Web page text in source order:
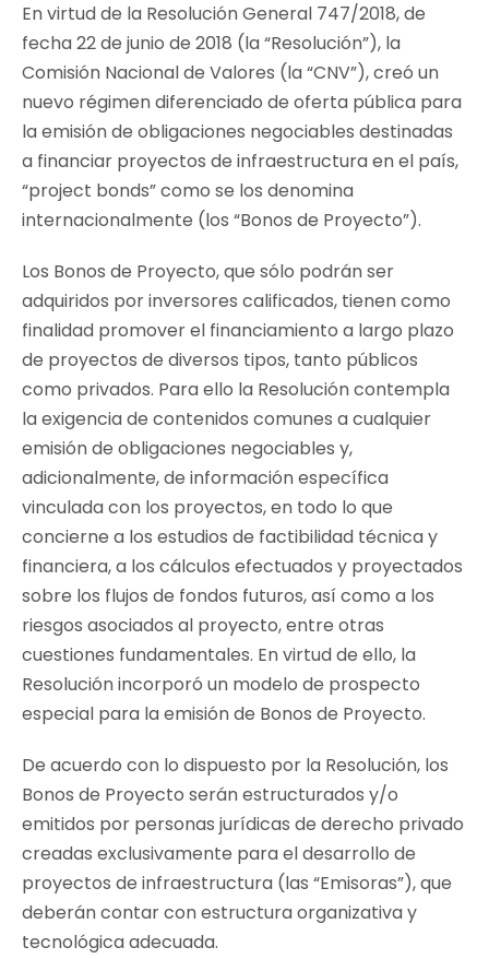
En virtud de la Resolución General 747/2018, de
fecha 22 de junio de 2018 (la “Resolución”), la
Comisión Nacional de Valores (la “CNV”), creó un
nuevo régimen diferenciado de oferta pública para
la emisión de obligaciones negociables destinadas
a financiar proyectos de infraestructura en el país,
“project bonds” como se los denomina
internacionalmente (los “Bonos de Proyecto”).
Los Bonos de Proyecto, que sólo podrán ser
adquiridos por inversores calificados, tienen como
finalidad promover el financiamiento a largo plazo
de proyectos de diversos tipos, tanto públicos
como privados. Para ello la Resolución contempla
la exigencia de contenidos comunes a cualquier
emisión de obligaciones negociables y,
adicionalmente, de información específica
vinculada con los proyectos, en todo lo que
concierne a los estudios de factibilidad técnica y
financiera, a los cálculos efectuados y proyectados
sobre los flujos de fondos futuros, así como a los
riesgos asociados al proyecto, entre otras
cuestiones fundamentales. En virtud de ello, la
Resolución incorporó un modelo de prospecto
especial para la emisión de Bonos de Proyecto.
De acuerdo con lo dispuesto por la Resolución, los
Bonos de Proyecto serán estructurados y/o
emitidos por personas jurídicas de derecho privado
creadas exclusivamente para el desarrollo de
proyectos de infraestructura (las “Emisoras”), que
deberán contar con estructura organizativa y
tecnológica adecuada.